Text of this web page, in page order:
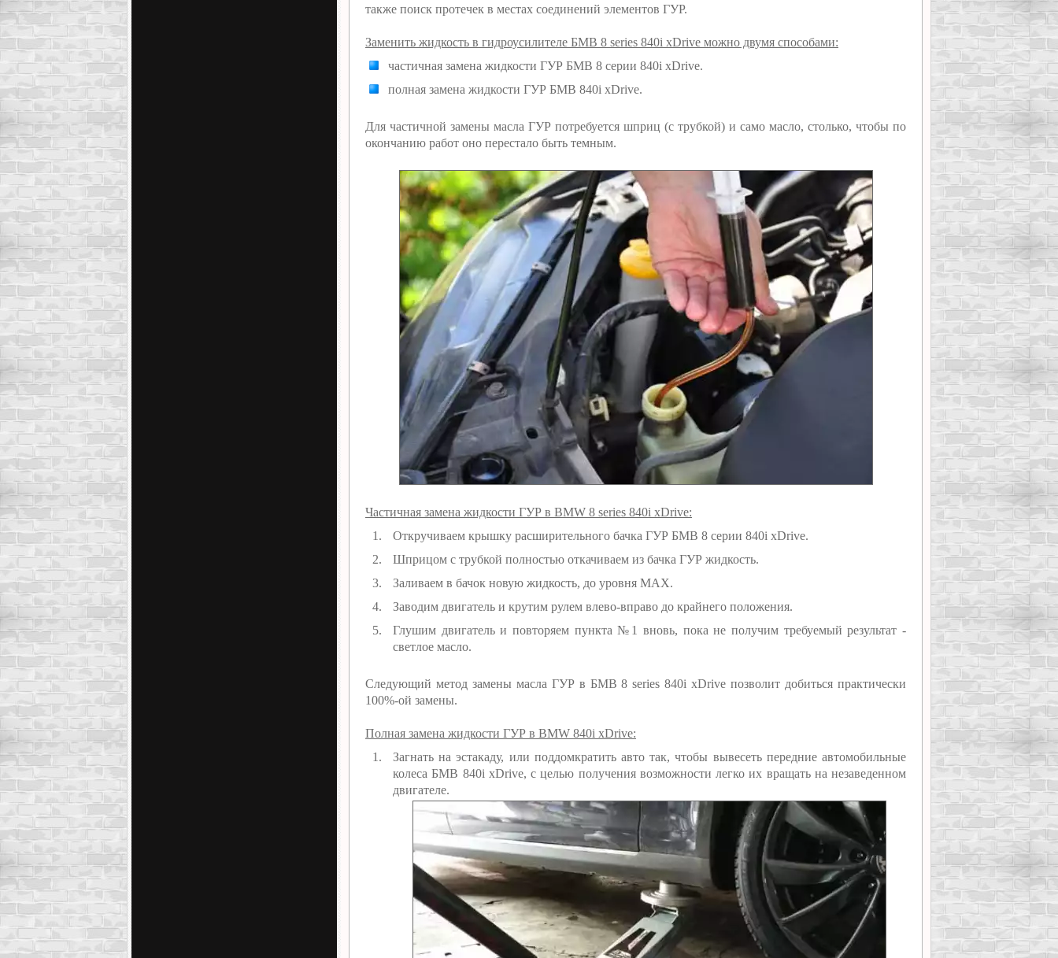
также поиск протечек в местах соединений элементов ГУР.
Заменить жидкость в гидроусилителе БМВ 8 series 840i xDrive можно двумя способами:
частичная замена жидкости ГУР БМВ 8 серии 840i xDrive.
полная замена жидкости ГУР БМВ 840i xDrive.
Для частичной замены масла ГУР потребуется шприц (с трубкой) и само масло, столько, чтобы по
окончанию работ оно перестало быть темным.
Частичная замена жидкости ГУР в BMW 8 series 840i xDrive:
Откручиваем крышку расширительного бачка ГУР БМВ 8 серии 840i xDrive.
Шприцом с трубкой полностью откачиваем из бачка ГУР жидкость.
Заливаем в бачок новую жидкость, до уровня MAX.
Заводим двигатель и крутим рулем влево-вправо до крайнего положения.
Глушим двигатель и повторяем пункта №1 вновь, пока не получим требуемый результат -
светлое масло.
Следующий метод замены масла ГУР в БМВ 8 series 840i xDrive позволит добиться практически
100%-ой замены.
Полная замена жидкости ГУР в BMW 840i xDrive:
Загнать на эстакаду, или поддомкратить авто так, чтобы вывесеть передние автомобильные
колеса БМВ 840i xDrive, с целью получения возможности легко их вращать на незаведенном
двигателе.